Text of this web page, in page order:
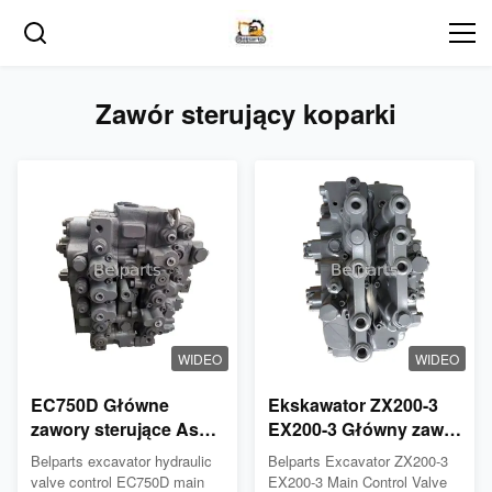
Zawór sterujący koparki
WIDEO
EC750D Główne
zawory sterujące Assy
VOE14735061
Belparts excavator hydraulic
valve control EC750D main
WIDEO
Ekskawator ZX200-3
EX200-3 Główny zawór
sterujący dla Hitachi
4327129 4296348
Belparts Excavator ZX200-3
EX200-3 Main Control Valve